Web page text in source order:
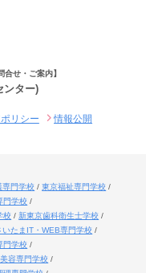
せ・ご案内】
ンター)
リシー 情報公開
専門学校
東京福祉専門学校
門学校
校
新東京歯科衛生士学校
いたまIT・WEB専門学校
門学校
容専門学校